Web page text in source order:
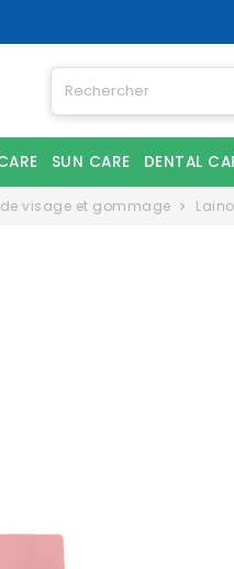
SUN CARE DENTAL
visage et gommage